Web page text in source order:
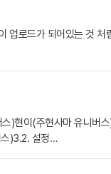
로드가 되어있는 것
현이(주현사마 유니버
스)3.2. 설정…